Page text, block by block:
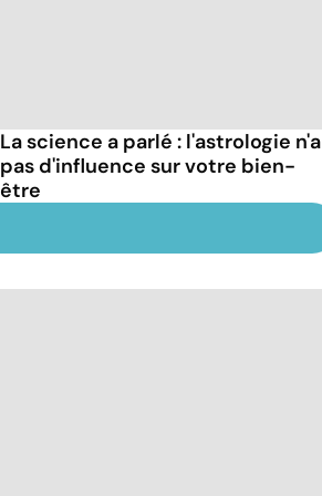
La science a parlé : l'astrologie n'a
pas d'influence sur votre bien-
être